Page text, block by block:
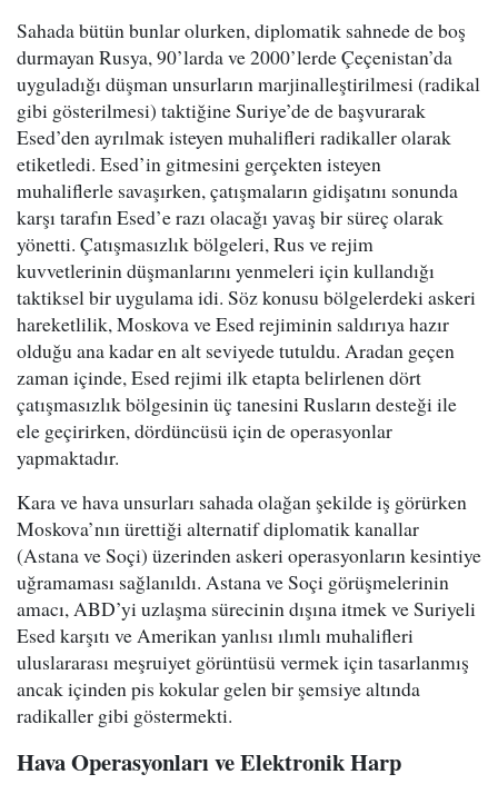
Sahada bütün bunlar olurken, diplomatik sahnede de boş
durmayan Rusya, 90’larda ve 2000’lerde Çeçenistan’da
uyguladığı düşman unsurların marjinalleştirilmesi (radikal
gibi gösterilmesi) taktiğine Suriye’de de başvurarak
Esed’den ayrılmak isteyen muhalifleri radikaller olarak
etiketledi. Esed’in gitmesini gerçekten isteyen
muhaliflerle savaşırken, çatışmaların gidişatını sonunda
karşı tarafın Esed’e razı olacağı yavaş bir süreç olarak
yönetti. Çatışmasızlık bölgeleri, Rus ve rejim
kuvvetlerinin düşmanlarını yenmeleri için kullandığı
taktiksel bir uygulama idi. Söz konusu bölgelerdeki askeri
hareketlilik, Moskova ve Esed rejiminin saldırıya hazır
olduğu ana kadar en alt seviyede tutuldu. Aradan geçen
zaman içinde, Esed rejimi ilk etapta belirlenen dört
çatışmasızlık bölgesinin üç tanesini Rusların desteği ile
ele geçirirken, dördüncüsü için de operasyonlar
yapmaktadır.
Kara ve hava unsurları sahada olağan şekilde iş görürken
Moskova’nın ürettiği alternatif diplomatik kanallar
(Astana ve Soçi) üzerinden askeri operasyonların kesintiye
uğramaması sağlanıldı. Astana ve Soçi görüşmelerinin
amacı, ABD’yi uzlaşma sürecinin dışına itmek ve Suriyeli
Esed karşıtı ve Amerikan yanlısı ılımlı muhalifleri
uluslararası meşruiyet görüntüsü vermek için tasarlanmış
ancak içinden pis kokular gelen bir şemsiye altında
radikaller gibi göstermekti.
Hava Operasyonları ve Elektronik Harp